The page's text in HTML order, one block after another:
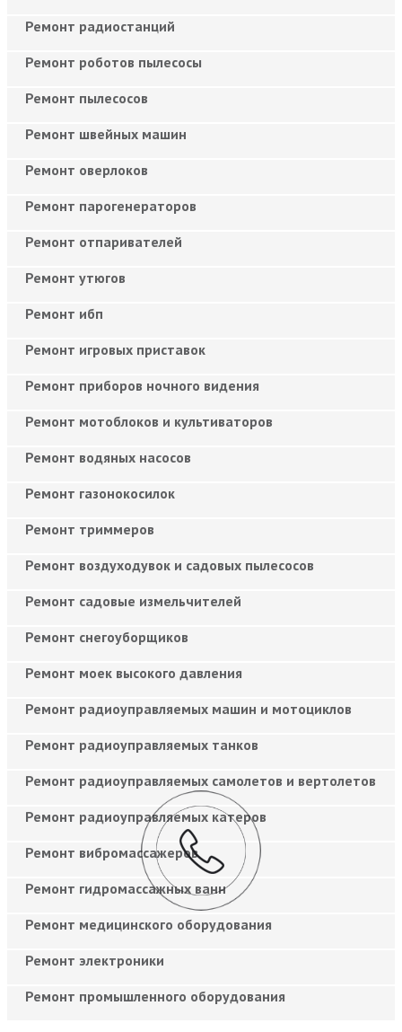
Ремонт радиостанций
Ремонт роботов пылесосы
Ремонт пылесосов
Ремонт швейных машин
Ремонт оверлоков
Ремонт парогенераторов
Ремонт отпаривателей
Ремонт утюгов
Ремонт ибп
Ремонт игровых приставок
Ремонт приборов ночного видения
Ремонт мотоблоков и культиваторов
Ремонт водяных насосов
Ремонт газонокосилок
Ремонт триммеров
Ремонт воздуходувок и садовых пылесосов
Ремонт садовые измельчителей
Ремонт снегоуборщиков
Ремонт моек высокого давления
Ремонт радиоуправляемых машин и мотоциклов
Ремонт радиоуправляемых танков
Ремонт радиоуправляемых самолетов и вертолетов
Ремонт радиоуправляемых катеров
Ремонт вибромассажеров
Ремонт гидромассажных ванн
Ремонт медицинского оборудования
Ремонт электроники
Ремонт промышленного оборудования